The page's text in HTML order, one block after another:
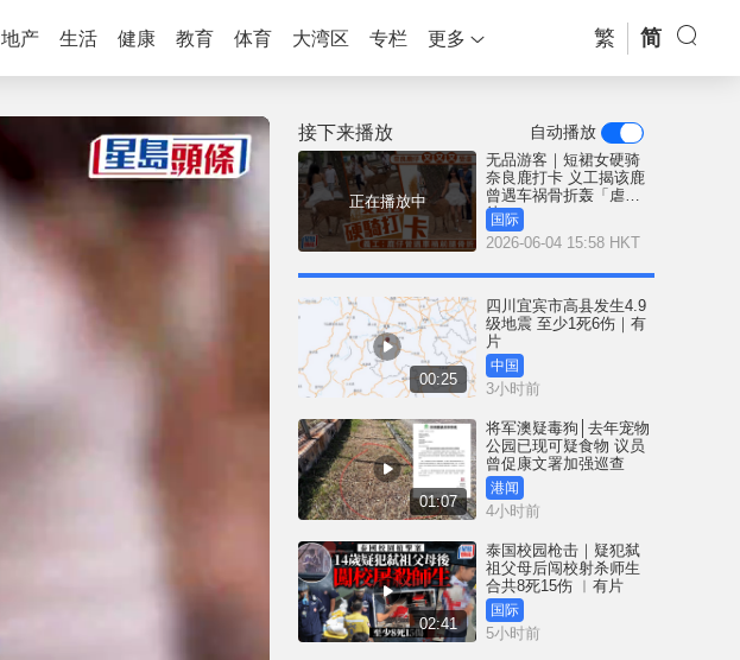
地产 生活 健康 教育 体育 大湾区 专栏 更多 繁 简
接下来播放 自动播放
正在播放中
无品游客｜短裙女硬骑
奈良鹿打卡 义工揭该鹿
曾遇车祸骨折轰「虐
待」
国际
2026-06-04 15:58 HKT
00:25
四川宜宾市高县发生4.9
级地震 至少1死6伤｜有
片
中国
3小时前
01:07
将军澳疑毒狗│去年宠物
公园已现可疑食物 议员
曾促康文署加强巡查
港闻
4小时前
02:41
泰国校园枪击｜疑犯弑
祖父母后闯校射杀师生
合共8死15伤 ︱有片
国际
5小时前